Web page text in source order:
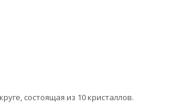
состоящая из 10 кристаллов.